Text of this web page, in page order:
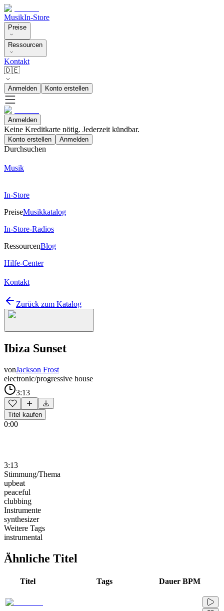
MusikIn-Store
Preise
Ressourcen
Kontakt
🇩🇪
Anmelden Konto erstellen
Anmelden
Keine Kreditkarte nötig. Jederzeit kündbar.
Konto erstellen Anmelden
Durchsuchen
Musik
In-Store
PreiseMusikkatalog
In-Store-Radios
RessourcenBlog
Hilfe-Center
Kontakt
Zurück zum Katalog
Ibiza Sunset
vonJackson Frost
electronic/progressive house
3:13
Titel kaufen
0:00
3:13
Stimmung/Thema
upbeat
peaceful
clubbing
Instrumente
synthesizer
Weitere Tags
instrumental
Ähnliche Titel
Titel Tags Dauer BPM